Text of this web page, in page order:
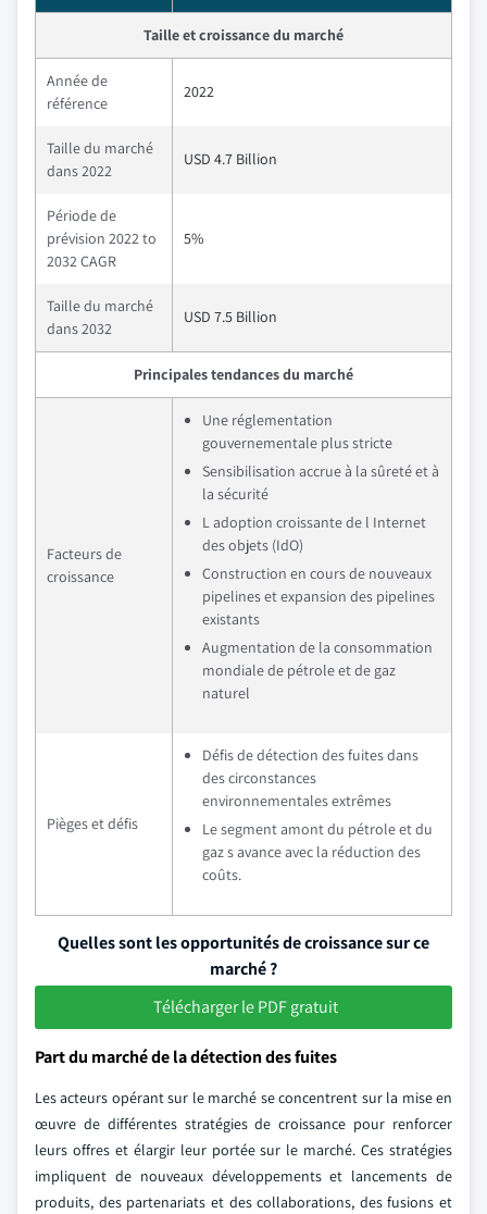
Taille et croissance du marché
Année de
référence
2022
Taille du marché
dans 2022
USD 4.7 Billion
Période de
prévision 2022 to
2032 CAGR
5%
Taille du marché
dans 2032
USD 7.5 Billion
Principales tendances du marché
Facteurs de
croissance
Une réglementation
gouvernementale plus stricte
Sensibilisation accrue à la sûreté et à
la sécurité
L adoption croissante de l Internet
des objets (IdO)
Construction en cours de nouveaux
pipelines et expansion des pipelines
existants
Augmentation de la consommation
mondiale de pétrole et de gaz
naturel
Pièges et défis
Défis de détection des fuites dans
des circonstances
environnementales extrêmes
Le segment amont du pétrole et du
gaz s avance avec la réduction des
coûts.
Quelles sont les opportunités de croissance sur ce
marché ?
Télécharger le PDF gratuit
Part du marché de la détection des fuites
Les acteurs opérant sur le marché se concentrent sur la mise en
œuvre de différentes stratégies de croissance pour renforcer
leurs offres et élargir leur portée sur le marché. Ces stratégies
impliquent de nouveaux développements et lancements de
produits, des partenariats et des collaborations, des fusions et